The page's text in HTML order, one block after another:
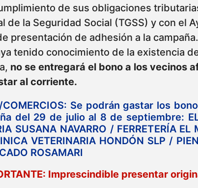
de sus obligaciones
de la Seguridad Social (TGSS) y con el
presentación de adhesión a la
tenido conocimiento de la existencia
no se entregará el bono a los vecinos
al corriente.
COMERCIOS: Se podrán gastar los
del 29 de julio al 8 de septiembre: EL
SUSANA NAVARRO / FERRETERÍA
VETERINARIA HONDÓN SLP /
ROSAMARI
Imprescindible presentar